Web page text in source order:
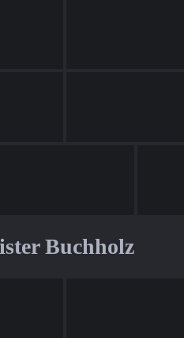
Buchholz